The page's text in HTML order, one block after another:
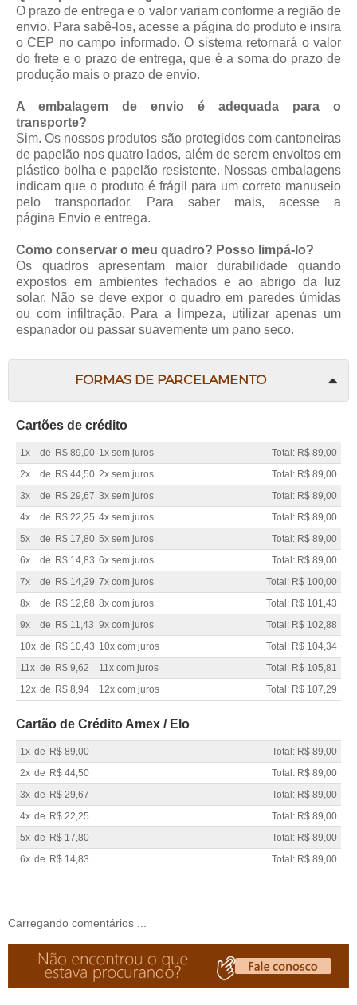
O prazo de entrega e o valor variam conforme a região de
envio. Para sabê-los, acesse a página do produto e insira
o CEP no campo informado. O sistema retornará o valor
do frete e o prazo de entrega, que é a soma do prazo de
produção mais o prazo de envio.
A embalagem de envio é adequada para o
transporte?
Sim. Os nossos produtos são protegidos com cantoneiras
de papelão nos quatro lados, além de serem envoltos em
plástico bolha e papelão resistente. Nossas embalagens
indicam que o produto é frágil para um correto manuseio
pelo transportador. Para saber mais, acesse a
página Envio e entrega.
Como conservar o meu quadro? Posso limpá-lo?
Os quadros apresentam maior durabilidade quando
expostos em ambientes fechados e ao abrigo da luz
solar. Não se deve expor o quadro em paredes úmidas
ou com infiltração. Para a limpeza, utilizar apenas um
espanador ou passar suavemente um pano seco.
FORMAS DE PARCELAMENTO
Cartões de crédito
1x de R$ 89,00 1x sem juros
Total: R$ 89,00
2x
de R$ 44,50 2x sem juros
Total: R$ 89,00
3x
de R$ 29,67 3x sem juros
Total: R$ 89,00
4x
de R$ 22,25 4x sem juros
Total: R$ 89,00
5x
de R$ 17,80 5x sem juros
Total: R$ 89,00
6x
de R$ 14,83 6x sem juros
Total: R$ 89,00
7x
de R$ 14,29 7x com juros
Total: R$ 100,00
8x
de R$ 12,68 8x com juros
Total: R$ 101,43
9x
de R$ 11,43 9x com juros
Total: R$ 102,88
10x de R$ 10,43 10x com juros
Total: R$ 104,34
11x de R$ 9,62 11x com juros
Total: R$ 105,81
12x de R$ 8,94 12x com juros Total: R$ 107,29
Cartão de Crédito Amex / Elo
1x de R$ 89,00
Total: R$ 89,00
2x de R$ 44,50
Total: R$ 89,00
3x de R$ 29,67
Total: R$ 89,00
4x de R$ 22,25
Total: R$ 89,00
5x de R$ 17,80
Total: R$ 89,00
6x de R$ 14,83 Total: R$ 89,00
Carregando comentários ...